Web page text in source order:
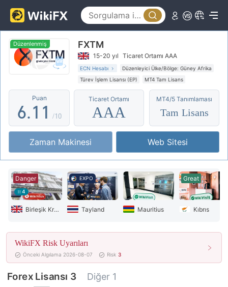
Düzenlenmiş FXTM
15-20 yıl Ticaret Ortamı AAA
ECN Hesabı
Düzenleyici Ülke/Bölge: Güney Afrika
Türev İşlem Lisansı (EP)
MT4 Tam Lisans
Küresel İşletme
Yüksek düzeyde potansiyel risk
Offshore Düzenleyici
Puan
1
2
3
4
5
6
7
8
9
.
0
1
2
3
4
5
6
7
8
9
0
1
2
3
4
5
6
7
8
9
/10
Ticaret Ortamı
AAA
MT4/5 Tanımlaması
Tam Lisans
Zaman Makinesi Web Sitesi
4
Danger
Birleşik Krallık
EXPO
Tayland Mauritius
Great
Kıbrıs
WikiFX Risk Uyarıları
Önceki Algılama 2026-08-07 Risk 3
Forex Lisansı 3 Diğer 1